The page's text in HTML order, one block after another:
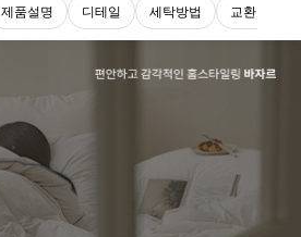
제품설명 디테일 세탁방법 교환 및 반